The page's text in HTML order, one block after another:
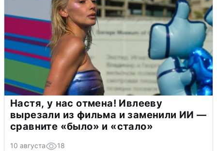
Настя, у нас отмена! Ивлееву
вырезали из фильма и заменили ИИ —
сравните «было» и «стало»
10 августа 18